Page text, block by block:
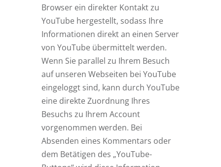
Browser ein direkter Kontakt zu
YouTube hergestellt, sodass Ihre
Informationen direkt an einen Server
von YouTube übermittelt werden.
Wenn Sie parallel zu Ihrem Besuch
auf unseren Webseiten bei YouTube
eingeloggt sind, kann durch YouTube
eine direkte Zuordnung Ihres
Besuchs zu Ihrem Account
vorgenommen werden. Bei
Absenden eines Kommentars oder
dem Betätigen des „YouTube-